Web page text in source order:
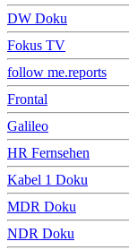
DW Doku
Fokus TV
follow me.reports
Frontal
Galileo
HR Fernsehen
Kabel 1 Doku
MDR Doku
NDR Doku